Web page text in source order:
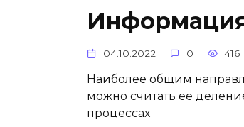
04.10.2022 0 416
Наиболее общим
можно считать ее
процессах